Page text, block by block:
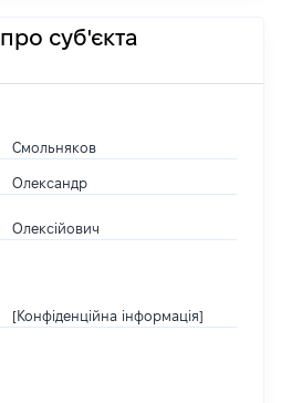
суб'єкта
Смольняков
Олександр
Олексійович
[Конфіденційна інформація]